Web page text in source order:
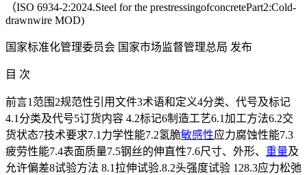
（ISO 6934-2:2024.Steel for the prestressingofconcretePart2:Cold-
drawnwire MOD)
国家标准化管理委员会 国家市场监督管理总局 发布
目 次
前言1范围2规范性引用文件3术语和定义4分类、代号及标记
4.1分类及代号5订货内容 4.2标记6制造工艺6.1加工方法6.2交
货状态7技术要求7.1力学性能7.2氢脆敏感性应力腐蚀性能7.3
疲劳性能7.4表面质量7.5钢丝的伸直性7.6尺寸、外形、 重量及
允许偏差8试验方法 8.1拉伸试验.8.2头强度试验 128.3应力松弛